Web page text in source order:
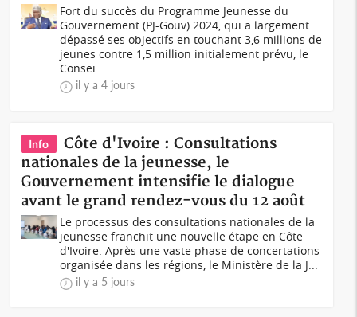
Fort du succès du Programme Jeunesse du
Gouvernement (PJ-Gouv) 2024, qui a largement
dépassé ses objectifs en touchant 3,6 millions de
jeunes contre 1,5 million initialement prévu, le
Consei...
il y a 4 jours
Info
Côte d'Ivoire : Consultations
nationales de la jeunesse, le
Gouvernement intensifie le dialogue
avant le grand rendez-vous du 12 août
Le processus des consultations nationales de la
jeunesse franchit une nouvelle étape en Côte
d'Ivoire. Après une vaste phase de concertations
organisée dans les régions, le Ministère de la J...
il y a 5 jours